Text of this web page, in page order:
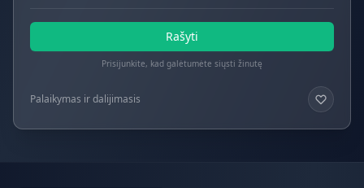
Rašyti
Prisijunkite, kad galėtumėte siųsti žinutę
Palaikymas ir dalijimasis